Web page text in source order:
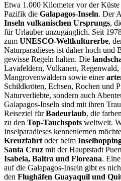
Etwa 1.000 Kilometer vor der
Pazifik die Galapagos-Inseln. Der
Inseln vulkanischen Ursprungs,
für Urlauber unzugänglich. Seit
zum UNESCO-Weltkulturerbe,
Naturparadieses ist daher hoch und
gewisse Regeln halten. Die
Lavafeldern, Vulkanen, Regenwald,
Mangrovenwäldern sowie einer
Schildkröten, Echsen, Rochen und
Naturverliebte, sondern auch
Galapagos-Inseln sind mit ihren
Reiseziel fürBadeurlaub, die
zu den Top-Tauchspots weltweit.
Inselparadieses kennenlernen
Kreuzfahrt oder beim
Santa Cruz mit der Hauptstadt
Isabela, Baltra und Floreana.
auf die Galapagos-Inseln gibt es
den Flughäfen Guayaquil und